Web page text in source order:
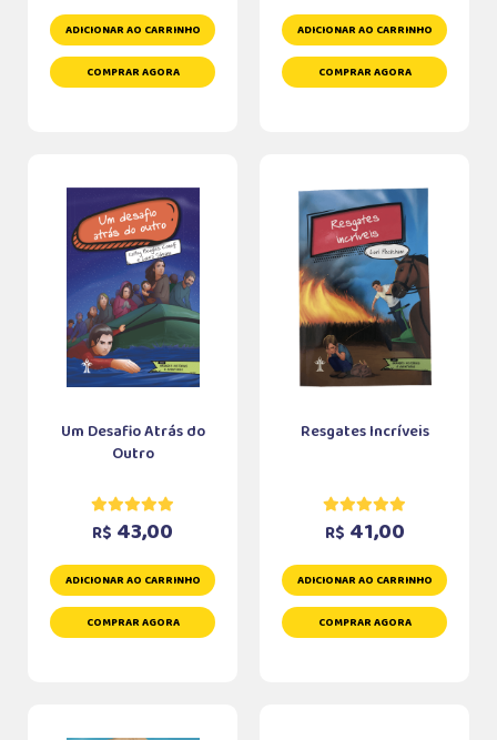
ADICIONAR AO CARRINHO
COMPRAR AGORA
ADICIONAR AO CARRINHO
COMPRAR AGORA
Um Desafio Atrás do
Outro
R$ 43,00
ADICIONAR AO CARRINHO
COMPRAR AGORA
Resgates Incríveis
R$ 41,00
ADICIONAR AO CARRINHO
COMPRAR AGORA